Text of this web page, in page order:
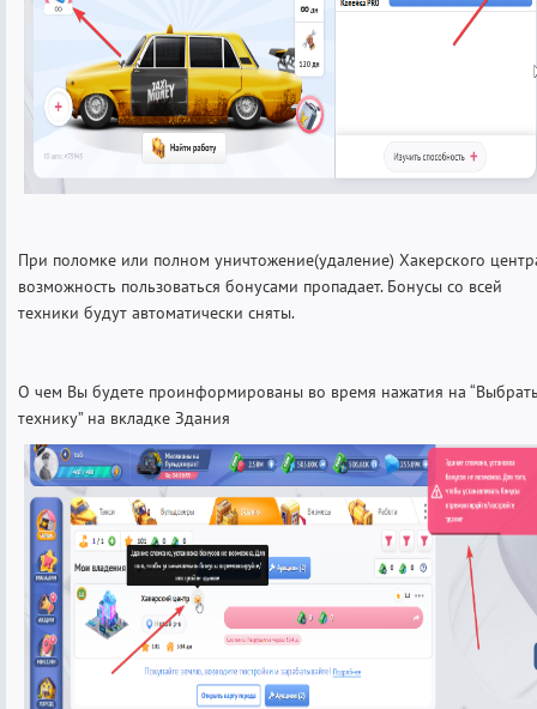
При поломке или полном уничтожение(удаление) Хакерского
возможность пользоваться бонусами пропадает. Бонусы со всей
техники будут автоматически сняты.
О чем Вы будете проинформированы во время нажатия на
технику” на вкладке Здания